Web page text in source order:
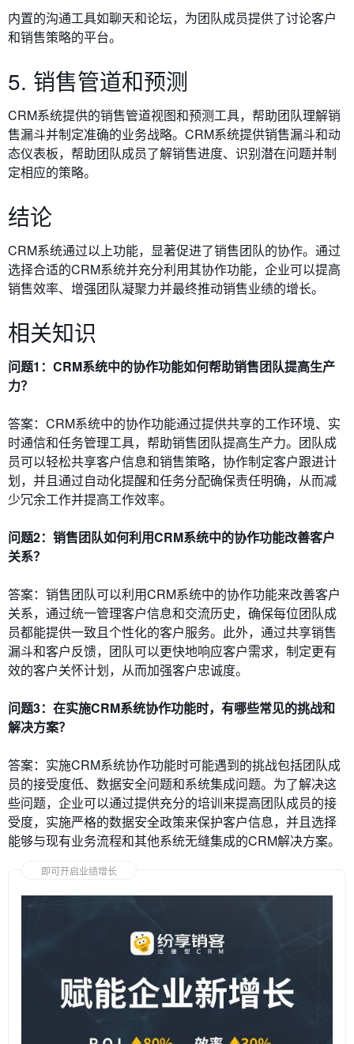
内置的沟通工具如聊天和论坛，为团队成员提供了讨论客户
和销售策略的平台。
5. 销售管道和预测
CRM系统提供的销售管道视图和预测工具，帮助团队理解销
售漏斗并制定准确的业务战略。 CRM系统提供销售漏斗和动
态仪表板，帮助团队成员了解销售进度、识别潜在问题并制
定相应的策略。
结论
CRM系统通过以上功能，显著促进了销售团队的协作。通过
选择合适的CRM系统并充分利用其协作功能，企业可以提高
销售效率、增强团队凝聚力并最终推动销售业绩的增长。
相关知识
问题1：CRM系统中的协作功能如何帮助销售团队提高生产
力？
答案：CRM系统中的协作功能通过提供共享的工作环境、实
时通信和任务管理工具，帮助销售团队提高生产力。团队成
员可以轻松共享客户信息和销售策略，协作制定客户跟进计
划，并且通过自动化提醒和任务分配确保责任明确，从而减
少冗余工作并提高工作效率。
问题2：销售团队如何利用CRM系统中的协作功能改善客户
关系？
答案：销售团队可以利用CRM系统中的协作功能来改善客户
关系，通过统一管理客户信息和交流历史，确保每位团队成
员都能提供一致且个性化的客户服务。此外，通过共享销售
漏斗和客户反馈，团队可以更快地响应客户需求，制定更有
效的客户关怀计划，从而加强客户忠诚度。
问题3：在实施CRM系统协作功能时，有哪些常见的挑战和
解决方案？
答案：实施CRM系统协作功能时可能遇到的挑战包括团队成
员的接受度低、数据安全问题和系统集成问题。为了解决这
些问题，企业可以通过提供充分的培训来提高团队成员的接
受度，实施严格的数据安全政策来保护客户信息，并且选择
能够与现有业务流程和其他系统无缝集成的CRM解决方案。
即可开启业绩增长